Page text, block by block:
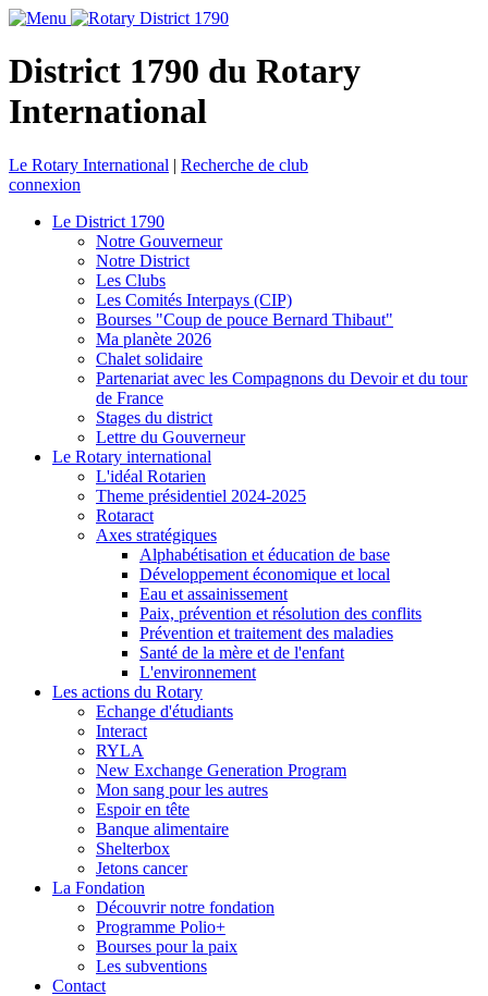
District 1790 du Rotary
International
Le Rotary International | Recherche de club
connexion
Le District 1790
Notre Gouverneur
Notre District
Les Clubs
Les Comités Interpays (CIP)
Bourses "Coup de pouce Bernard Thibaut"
Ma planète 2026
Chalet solidaire
Partenariat avec les Compagnons du Devoir et du tour
de France
Stages du district
Lettre du Gouverneur
Le Rotary international
L'idéal Rotarien
Theme présidentiel 2024-2025
Rotaract
Axes stratégiques
Alphabétisation et éducation de base
Développement économique et local
Eau et assainissement
Paix, prévention et résolution des conflits
Prévention et traitement des maladies
Santé de la mère et de l'enfant
L'environnement
Les actions du Rotary
Echange d'étudiants
Interact
RYLA
New Exchange Generation Program
Mon sang pour les autres
Espoir en tête
Banque alimentaire
Shelterbox
Jetons cancer
La Fondation
Découvrir notre fondation
Programme Polio+
Bourses pour la paix
Les subventions
Contact